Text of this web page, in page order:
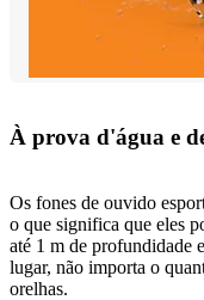
À prova d'água e
Os fones de ouvido
o que significa que eles
até 1 m de profundidade
lugar, não importa o
orelhas.